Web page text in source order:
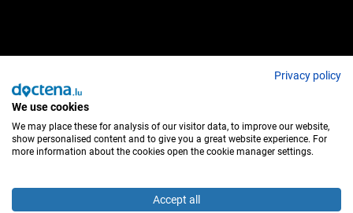
Privacy policy
We use cookies
We may place these for analysis of our visitor data, to improve our website,
show personalised content and to give you a great website experience. For
more information about the cookies open the cookie manager settings.
Accept all